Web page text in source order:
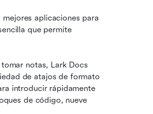
aplicaciones para
que permite
notas, Lark Docs
de atajos de formato
introducir rápidamente
de código, nueve